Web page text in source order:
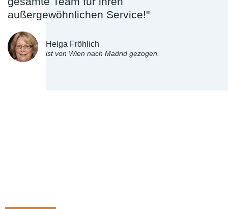
außergewöhnlichen Service!"
Helga Fröhlich
ist von Wien nach Madrid gezogen.